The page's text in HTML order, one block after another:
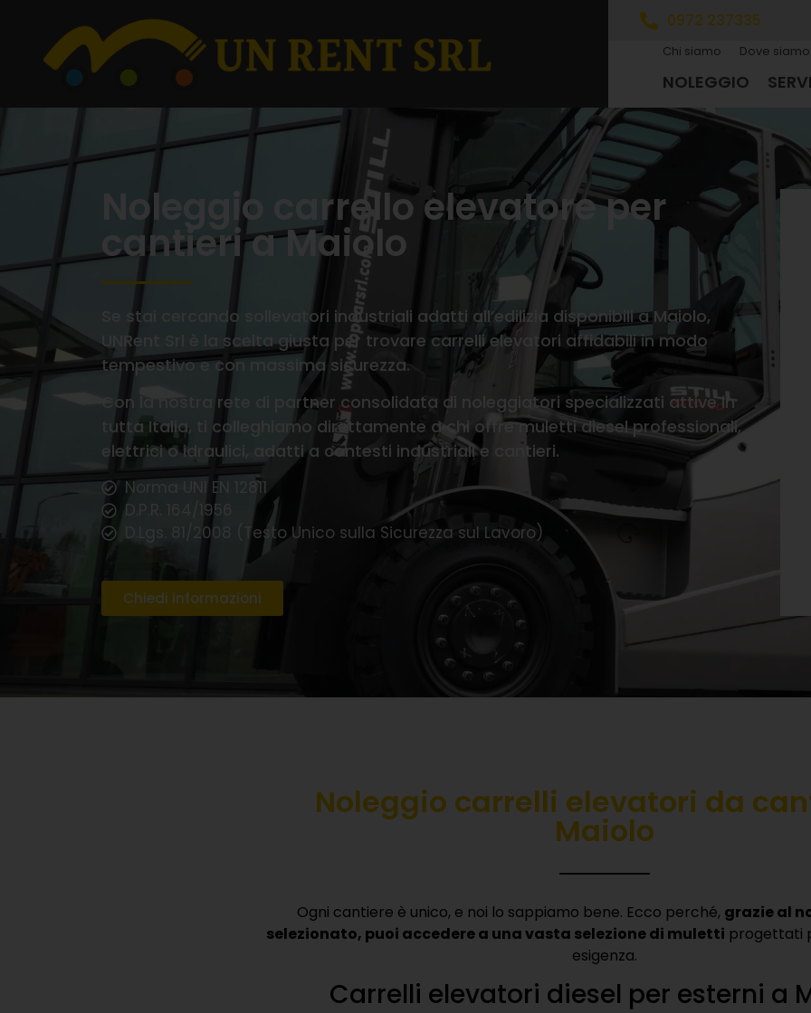
0972 237335
Chi siamo Dove siamo
NOLEGGIO
Noleggio carrello elevatore per
cantieri a Maiolo
Se stai cercando sollevatori industriali adatti all’edilizia disponibili a Maiolo,
UNRent Srl è la scelta giusta per trovare carrelli elevatori affidabili in modo
tempestivo e con massima sicurezza.
Con la nostra rete di partner consolidata di noleggiatori specializzati attive in
tutta Italia, ti colleghiamo direttamente a chi offre muletti diesel professionali,
elettrici o idraulici, adatti a contesti industriali e cantieri.
Norma UNI EN 12811
D.P.R. 164/1956
D.Lgs. 81/2008 (Testo Unico sulla Sicurezza sul Lavoro)
Chiedi informazioni
Noleggio carrelli elevatori da
Maiolo
Ogni cantiere è unico, e noi lo sappiamo bene. Ecco perché, grazie al
selezionato, puoi accedere a una vasta selezione di muletti progettati
esigenza.
Carrelli elevatori diesel per esterni a